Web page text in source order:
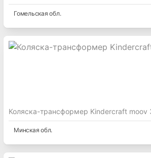
Гомельская обл.
Коляска-трансформер Kindercraft moov
Минская обл.